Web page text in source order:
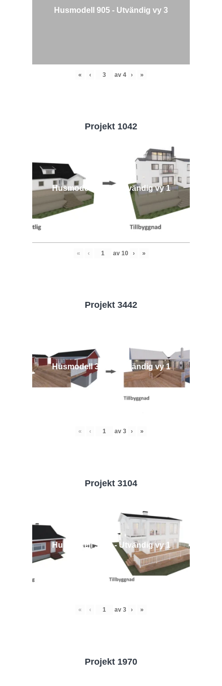
Husmodell 905 - Utvändig vy 3
« ‹ av 4 › »
Projekt 1042
Husmodell 1042 - Utvändig vy 1
« ‹ av 10 › »
Projekt 3442
Husmodell 3442 - Utvändig vy 1
« ‹ av 3 › »
Projekt 3104
Husmodell 3104 - Utvändig vy 1
« ‹ av 3 › »
Projekt 1970